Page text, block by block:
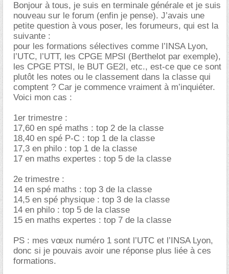
Bonjour à tous, je suis en terminale générale et je suis
nouveau sur le forum (enfin je pense). J’avais une
petite question à vous poser, les forumeurs, qui est la
suivante :
pour les formations sélectives comme l’INSA Lyon,
l’UTC, l’UTT, les CPGE MPSI (Berthelot par exemple),
les CPGE PTSI, le BUT GE2I, etc., est-ce que ce sont
plutôt les notes ou le classement dans la classe qui
comptent ? Car je commence vraiment à m’inquiéter.
Voici mon cas :
1er trimestre :
17,60 en spé maths : top 2 de la classe
18,40 en spé P-C : top 1 de la classe
17,3 en philo : top 1 de la classe
17 en maths expertes : top 5 de la classe
2e trimestre :
14 en spé maths : top 3 de la classe
14,5 en spé physique : top 3 de la classe
14 en philo : top 5 de la classe
15 en maths expertes : top 7 de la classe
PS : mes vœux numéro 1 sont l’UTC et l’INSA Lyon,
donc si je pouvais avoir une réponse plus liée à ces
formations.